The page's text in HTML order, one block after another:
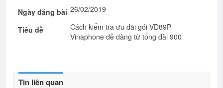
Ngày đăng bài 26/02/2019
Tiêu đề
Cách kiểm tra ưu đãi gói VD89P
Vinaphone dễ dàng từ tổng đài 900
Tin liên quan